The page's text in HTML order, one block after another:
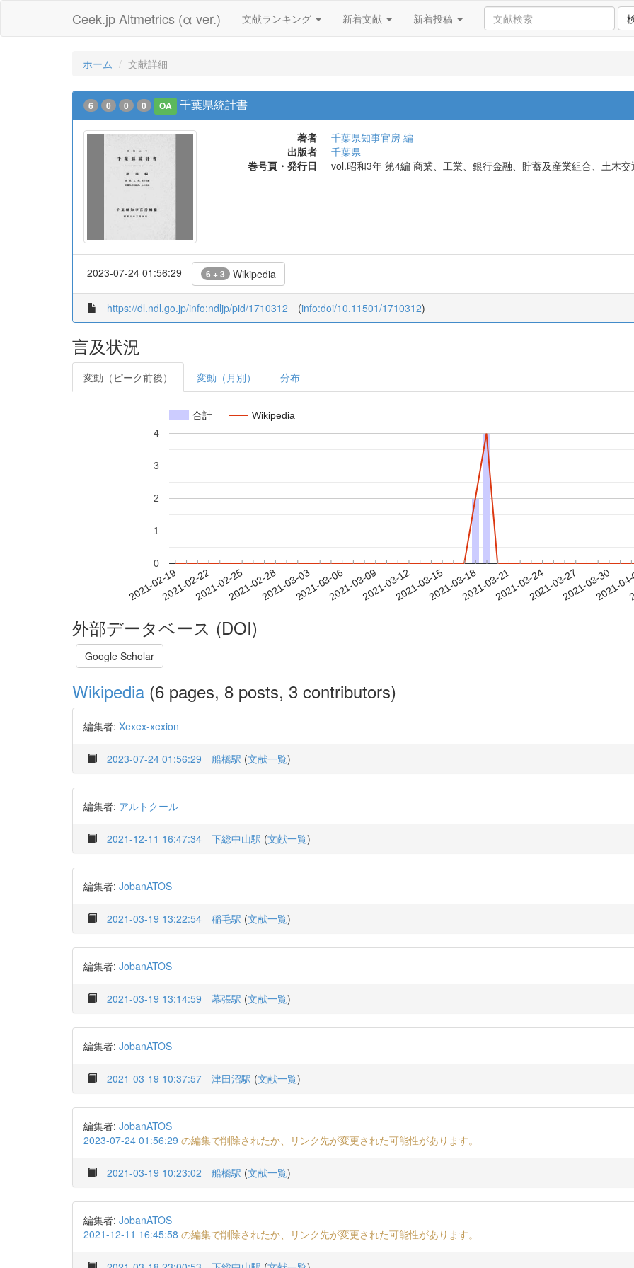
Ceek.jp Altmetrics (α ver.) 文献ランキング 新着文献 新着投稿
ホーム 文献詳細
6 0 0 0 OA 千葉県統計書
著者
千葉県知事官房 編
出版者
千葉県
巻号頁・発行日
vol.昭和3年 第4編 商業、工業、銀行金融、貯蓄及産業組合、土木
2023-07-24 01:56:29 6 + 3 Wikipedia
https://dl.ndl.go.jp/info:ndljp/pid/1710312 (info:doi/10.11501/1710312)
言及状況
変動（ピーク前後） 変動（月別） 分布
合計 Wikipedia
2021-02-192021-02-222021-02-252021-02-282021-03-032021-03-062021-03-092021-03-122021-03-152021-03-182021-03-212021-03-242021-03-272021-03-30
2021-
0
1
2
3
4
外部データベース (DOI)
Google Scholar
Wikipedia (6 pages, 8 posts, 3 contributors)
編集者: Xexex-xexion
2023-07-24 01:56:29 船橋駅 (文献一覧)
編集者: アルトクール
2021-12-11 16:47:34 下総中山駅 (文献一覧)
編集者: JobanATOS
2021-03-19 13:22:54 稲毛駅 (文献一覧)
編集者: JobanATOS
2021-03-19 13:14:59 幕張駅 (文献一覧)
編集者: JobanATOS
2021-03-19 10:37:57 津田沼駅 (文献一覧)
編集者: JobanATOS
2023-07-24 01:56:29 の編集で削除されたか、リンク先が変更された可能性があります。
2021-03-19 10:23:02 船橋駅 (文献一覧)
編集者: JobanATOS
2021-12-11 16:45:58 の編集で削除されたか、リンク先が変更された可能性があります。